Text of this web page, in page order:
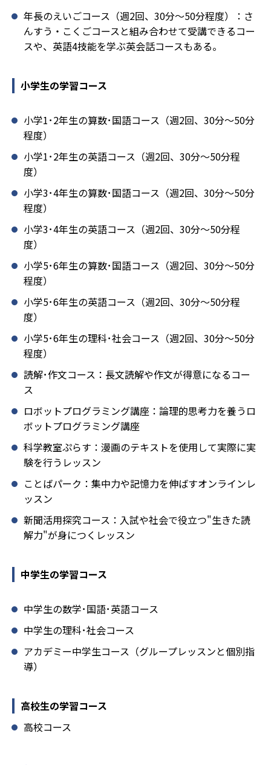
年長のえいごコース（週2回、30分～50分程度）：さ
んすう・こくごコースと組み合わせて受講できるコー
スや、英語4技能を学ぶ英会話コースもある。
小学生の学習コース
小学1･2年生の算数･国語コース（週2回、30分～50分
程度）
小学1･2年生の英語コース（週2回、30分～50分程
度）
小学3･4年生の算数･国語コース（週2回、30分～50分
程度）
小学3･4年生の英語コース（週2回、30分～50分程
度）
小学5･6年生の算数･国語コース（週2回、30分～50分
程度）
小学5･6年生の英語コース（週2回、30分～50分程
度）
小学5･6年生の理科･社会コース（週2回、30分～50分
程度）
読解･作文コース：長文読解や作文が得意になるコー
ス
ロボットプログラミング講座：論理的思考力を養うロ
ボットプログラミング講座
科学教室ぷらす：漫画のテキストを使用して実際に実
験を行うレッスン
ことばパーク：集中力や記憶力を伸ばすオンラインレ
ッスン
新聞活用探究コース：入試や社会で役立つ"生きた読
解力"が身につくレッスン
中学生の学習コース
中学生の数学･国語･英語コース
中学生の理科･社会コース
アカデミー中学生コース（グループレッスンと個別指
導）
高校生の学習コース
高校コース